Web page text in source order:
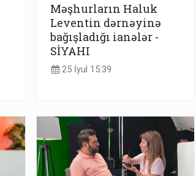
Məşhurların Haluk
Leventin dərnəyinə
bağışladığı ianələr -
SİYAHI
25 İyul 15:39